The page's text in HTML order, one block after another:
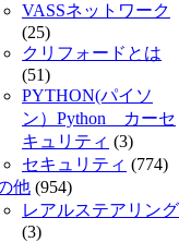
VASSネットワーク
(25)
クリフォードとは
(51)
PYTHON(パイソ
ン）Python カーセ
キュリティ (3)
セキュリティ (774)
他 (954)
レアルステアリング
(3)